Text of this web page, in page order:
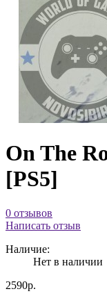
On The
[PS5]
0 отзывов
Написать отзыв
Наличие:
Нет в наличии
2590р.